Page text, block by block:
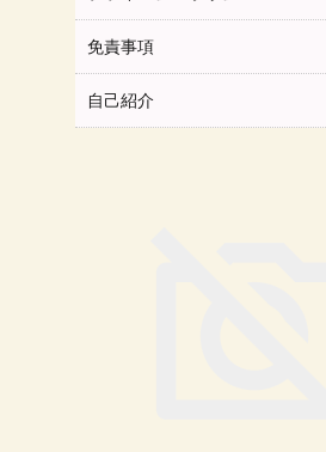
免責事項
自己紹介